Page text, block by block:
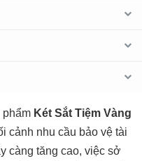
phẩm Két Sắt Tiệm Vàng
cảnh nhu cầu bảo vệ tài
càng tăng cao, việc sở